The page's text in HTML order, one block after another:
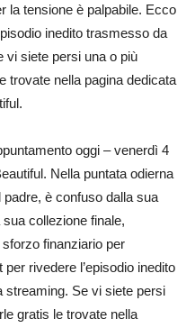
la tensione è palpabile. Ecco
inedito trasmesso da
vi siete persi una o più
trovate nella pagina dedicata
oggi – venerdì 4
Nella puntata odierna
è confuso dalla sua
collezione finale,
finanziario per
rivedere l’episodio inedito
streaming. Se vi siete persi
gratis le trovate nella